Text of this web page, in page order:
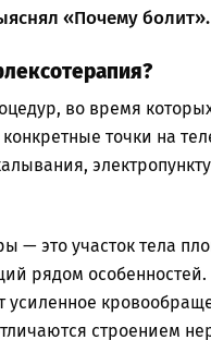
«Почему болит».
во время
точки на
— это участок тела
рядом особенностей.
усиленное
строением